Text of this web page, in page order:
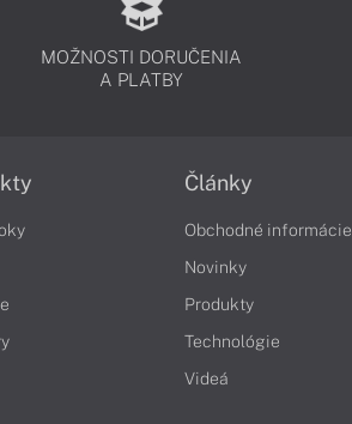
MOŽNOSTI DORUČENIA
A PLATBY
Články
Obchodné informácie
Novinky
Produkty
Technológie
Videá